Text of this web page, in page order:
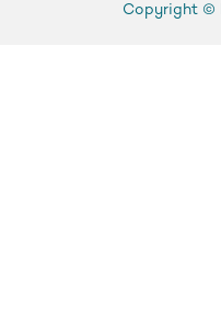
Copyright ©